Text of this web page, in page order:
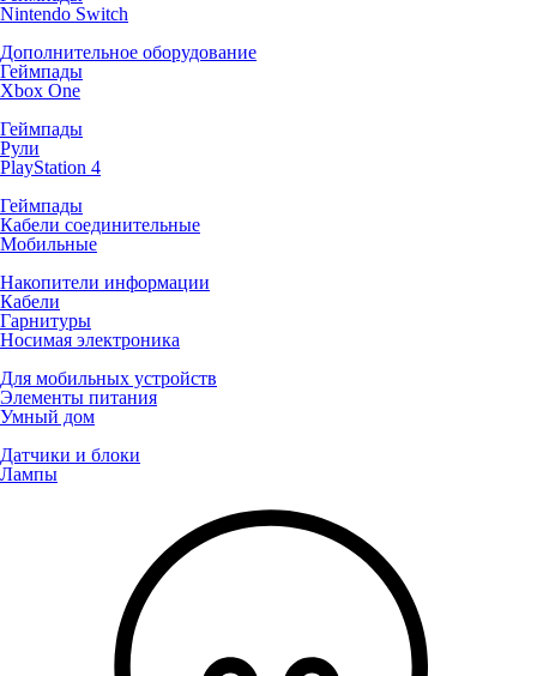
Nintendo Switch
Дополнительное оборудование
Геймпады
Xbox One
Геймпады
Рули
PlayStation 4
Геймпады
Кабели соединительные
Мобильные
Накопители информации
Кабели
Гарнитуры
Носимая электроника
Для мобильных устройств
Элементы питания
Умный дом
Датчики и блоки
Лампы